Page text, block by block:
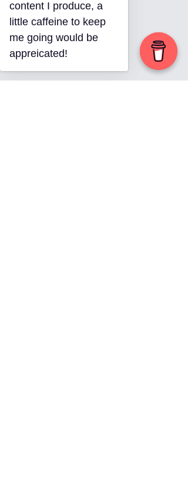
content I produce, a
little caffeine to keep
me going would be
appreicated!
content I produce, a
little caffeine to keep
me going would be
appreicated!